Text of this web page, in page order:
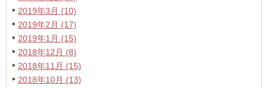
2019年3月 (10)
2019年2月 (17)
2019年1月 (15)
2018年12月 (8)
2018年11月 (15)
2018年10月 (13)